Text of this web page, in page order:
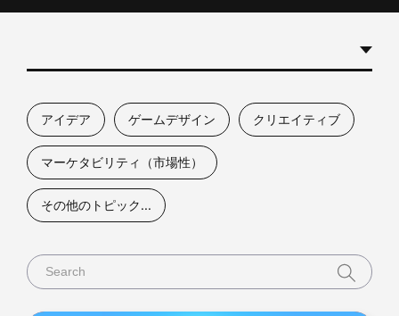
全て
ケーススタディ
アイデア ゲームデザイン クリエイティブ
マーケタビリティ（市場性）
その他のトピック...